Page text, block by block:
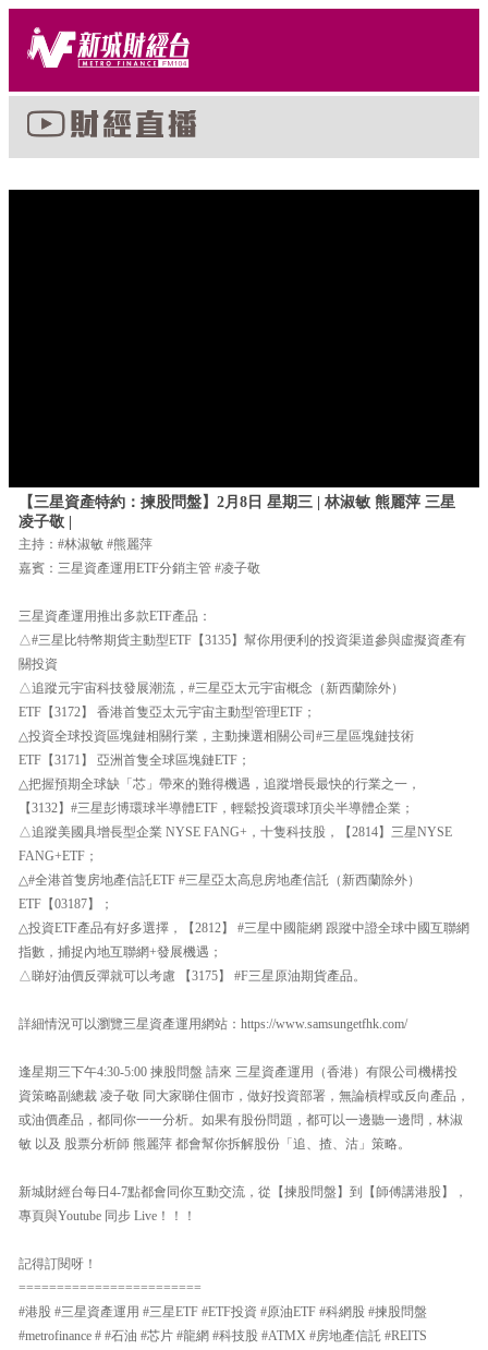
【三星資產特約：揀股問盤】2月8日 星期三 | 林淑敏 熊麗萍 三星
凌子敬 |
主持：#林淑敏 #熊麗萍
嘉賓：三星資產運用ETF分銷主管 #凌子敬
三星資產運用推出多款ETF產品：
△#三星比特幣期貨主動型ETF【3135】幫你用便利的投資渠道參與虛擬資產有
關投資
△追蹤元宇宙科技發展潮流，#三星亞太元宇宙概念（新西蘭除外）
ETF【3172】 香港首隻亞太元宇宙主動型管理ETF；
△投資全球投資區塊鏈相關行業，主動揀選相關公司#三星區塊鏈技術
ETF【3171】 亞洲首隻全球區塊鏈ETF；
△把握預期全球缺「芯」帶來的難得機遇，追蹤增長最快的行業之一，
【3132】#三星彭博環球半導體ETF，輕鬆投資環球頂尖半導體企業；
△追蹤美國具增長型企業 NYSE FANG+，十隻科技股，【2814】三星NYSE
FANG+ETF；
△#全港首隻房地產信託ETF #三星亞太高息房地產信託（新西蘭除外）
ETF【03187】；
△投資ETF產品有好多選擇，【2812】 #三星中國龍網 跟蹤中證全球中國互聯網
指數，捕捉內地互聯網+發展機遇；
△睇好油價反彈就可以考慮 【3175】 #F三星原油期貨產品。
詳細情況可以瀏覽三星資產運用網站：https://www.samsungetfhk.com/
逢星期三下午4:30-5:00 揀股問盤 請來 三星資產運用（香港）有限公司機構投
資策略副總裁 凌子敬 同大家睇住個市，做好投資部署，無論槓桿或反向產品，
或油價產品，都同你一一分析。如果有股份問題，都可以一邊聽一邊問，林淑
敏 以及 股票分析師 熊麗萍 都會幫你拆解股份「追、揸、沽」策略。
新城財經台每日4-7點都會同你互動交流，從【揀股問盤】到【師傅講港股】，
專頁與Youtube 同步 Live！！！
記得訂閱呀！
========================
#港股 #三星資產運用 #三星ETF #ETF投資 #原油ETF #科網股 #揀股問盤
#metrofinance # #石油 #芯片 #龍網 #科技股 #ATMX #房地產信託 #REITS